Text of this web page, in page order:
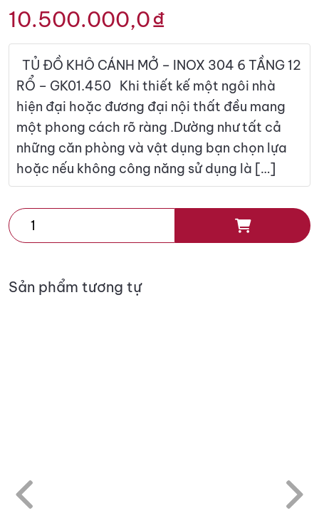
10.500.000,0₫
TỦ ĐỒ KHÔ CÁNH MỞ – INOX 304 6 TẦNG 12
RỔ – GK01.450 Khi thiết kế một ngôi nhà
hiện đại hoặc đương đại nội thất đều mang
một phong cách rõ ràng .Dường như tất cả
những căn phòng và vật dụng bạn chọn lựa
hoặc nếu không công năng sử dụng là […]
Sản phẩm tương tự